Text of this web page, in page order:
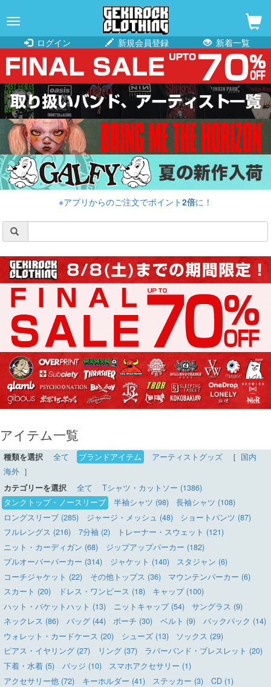
navigation
ログイン
新規会員登録 新着一覧
※アプリからのご注文でポイント2倍に！
アイテム一覧
種類を選択 全て ブランドアイテム アーティストグッズ ［ 国内
海外 ］
カテゴリーを選択
全て
Tシャツ・カットソー (1386)
タンクトップ・ノースリーブ
半袖シャツ (98)
長袖シャツ (108)
ロングスリーブ (285)
ジャージ・メッシュ (48)
ショートパンツ (87)
フルレングス (216)
7分袖 (2)
トレーナー・スウェット (121)
ニット・カーディガン (68)
ジップアップパーカー (182)
プルオーバーパーカー (314)
ジャケット (140)
スタジャン (6)
コーチジャケット (22)
その他トップス (36)
マウンテンパーカー (6)
スカート (20)
ドレス・ワンピース (18)
キャップ (100)
ハット・バケットハット (13)
ニットキャップ (54)
サングラス (9)
ネックレス (86)
バッグ (44) ポーチ (30) ベルト (9)
バックパック (14)
ウォレット・カードケース (20)
シューズ (13)
ソックス (29)
ピアス・イヤリング (27)
リング (37)
ラバーバンド・ブレスレット (20)
下着・水着 (5)
バッジ (10)
スマホアクセサリー (1)
アクセサリー他 (72)
キーホルダー (41) ステッカー (3)
CD (1)